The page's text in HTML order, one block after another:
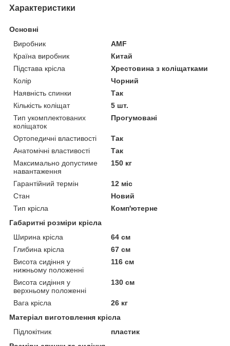
Характеристики
Основні
Виробник
AMF
Країна виробник
Китай
Підстава крісла
Хрестовина з коліщатками
Колір
Чорний
Наявність спинки
Так
Кількість коліщат
5 шт.
Тип укомплектованих
коліщаток
Прогумовані
Ортопедичні властивості
Так
Анатомічні властивості
Так
Максимально допустиме
навантаження
150 кг
Гарантійний термін
12 міс
Стан
Новий
Тип крісла
Комп'ютерне
Габаритні розміри крісла
Ширина крісла
64 см
Глибина крісла
67 см
Висота сидіння у
нижньому положенні
116 см
Висота сидіння у
верхньому положенні
130 см
Вага крісла
26 кг
Матеріал виготовлення крісла
Підлокітник
пластик